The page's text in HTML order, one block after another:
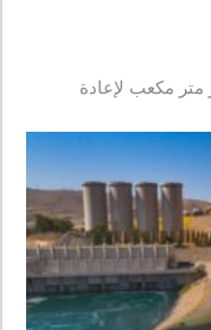
إلى أكثر من 100 مليار متر مكعب لإعادة